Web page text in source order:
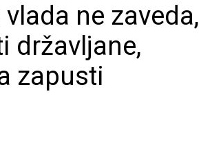
ne zaveda,
državljane,
zapusti